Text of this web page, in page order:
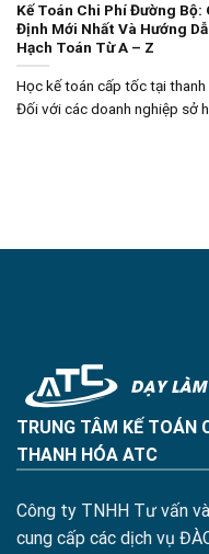
Kế Toán Chi Phí Đường Bộ:
Định Mới Nhất Và Hướng
Hạch Toán Từ A – Z
Học kế toán cấp tốc tại thanh
Đối với các doanh nghiệp sở
TRUNG TÂM KẾ TOÁN
THANH HÓA ATC
Công ty TNHH Tư vấn
cung cấp các dịch vụ